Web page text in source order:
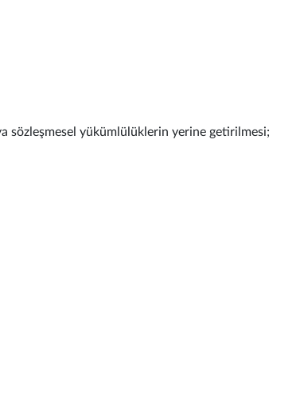
sözleşmesel yükümlülüklerin yerine getirilmesi;